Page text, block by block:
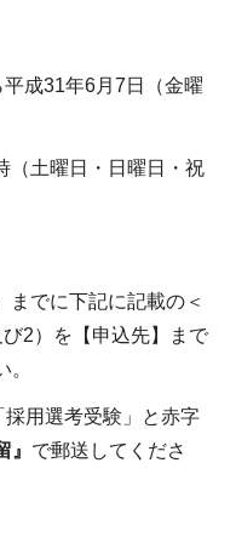
成31年6月7日（金曜
（土曜日・日曜日・祝
までに下記に記載の＜
2）を【申込先】まで
用選考受験」と赤字
』 で郵送してくださ